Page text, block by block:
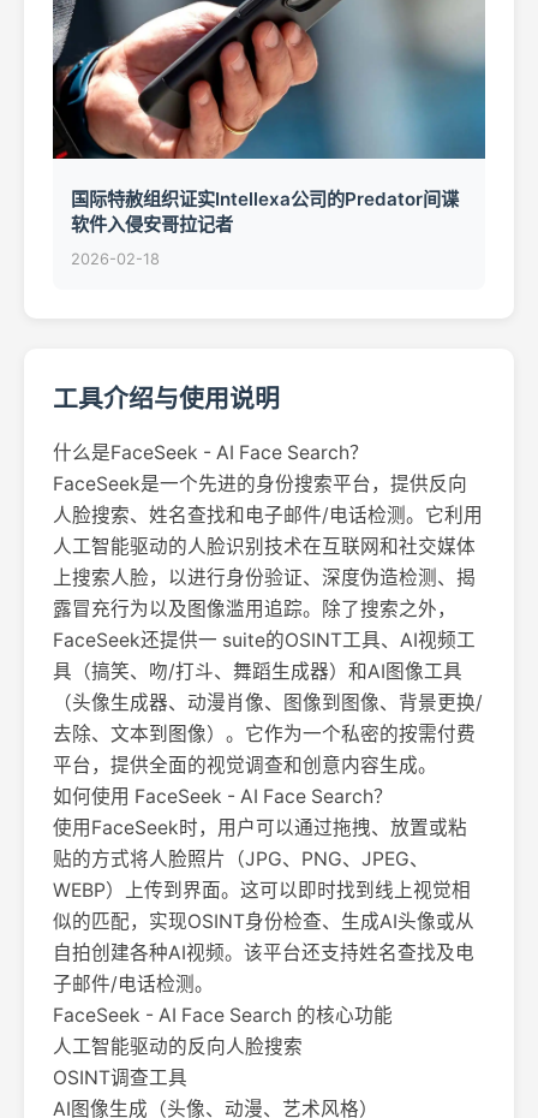
国际特赦组织证实Intellexa公司的Predator间谍
软件入侵安哥拉记者
2026-02-18
工具介绍与使用说明
什么是FaceSeek - AI Face Search？
FaceSeek是一个先进的身份搜索平台，提供反向
人脸搜索、姓名查找和电子邮件/电话检测。它利用
人工智能驱动的人脸识别技术在互联网和社交媒体
上搜索人脸，以进行身份验证、深度伪造检测、揭
露冒充行为以及图像滥用追踪。除了搜索之外，
FaceSeek还提供一 suite的OSINT工具、AI视频工
具（搞笑、吻/打斗、舞蹈生成器）和AI图像工具
（头像生成器、动漫肖像、图像到图像、背景更换/
去除、文本到图像）。它作为一个私密的按需付费
平台，提供全面的视觉调查和创意内容生成。
如何使用 FaceSeek - AI Face Search？
使用FaceSeek时，用户可以通过拖拽、放置或粘
贴的方式将人脸照片（JPG、PNG、JPEG、
WEBP）上传到界面。这可以即时找到线上视觉相
似的匹配，实现OSINT身份检查、生成AI头像或从
自拍创建各种AI视频。该平台还支持姓名查找及电
子邮件/电话检测。
FaceSeek - AI Face Search 的核心功能
人工智能驱动的反向人脸搜索
OSINT调查工具
AI图像生成（头像、动漫、艺术风格）